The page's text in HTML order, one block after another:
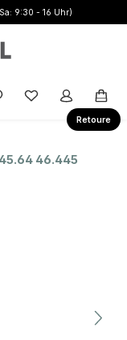
9:30 - 16 Uhr)
Retoure
anzeigen
Du hast 0
46.445